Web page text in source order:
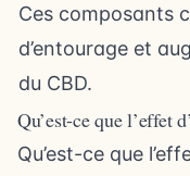
Ces composants
d’entourage et
du CBD.
Qu’est-ce que l’effet
Qu’est-ce que